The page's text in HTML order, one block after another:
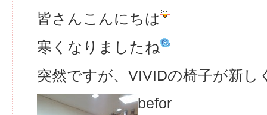
皆さんこんにちは
寒くなりましたね
突然ですが、VIVIDの椅子が新し
befor